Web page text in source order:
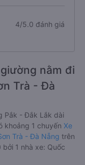
4/5.0 đánh giá
nằm đi
Trà - Đà
Pắk - Đắk Lắk dài
khoảng 1 chuyến Xe
Trà - Đà Nẵng trên
1 nhà xe: Quốc